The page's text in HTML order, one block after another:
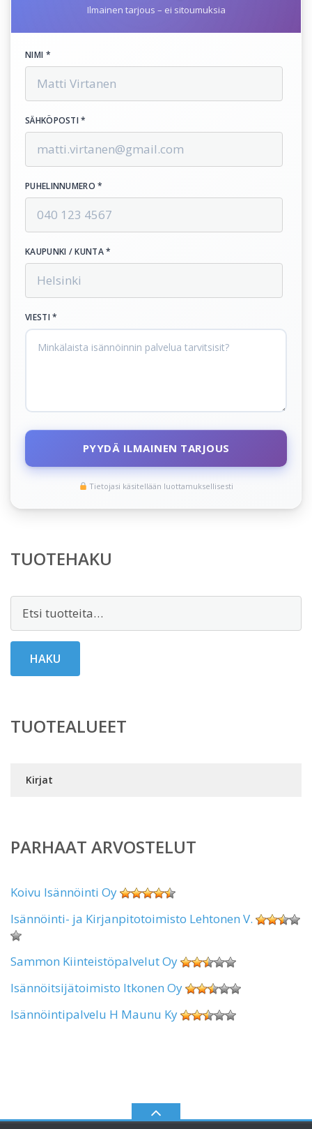
Ilmainen tarjous – ei sitoumuksia
NIMI *
SÄHKÖPOSTI *
PUHELINNUMERO *
KAUPUNKI / KUNTA *
VIESTI *
PYYDÄ ILMAINEN TARJOUS
Tietojasi käsitellään luottamuksellisesti
TUOTEHAKU
Etsi:
HAKU
TUOTEALUEET
Kirjat
PARHAAT ARVOSTELUT
Koivu Isännöinti Oy
Isännöinti- ja Kirjanpitotoimisto Lehtonen V.
Sammon Kiinteistöpalvelut Oy
Isännöitsijätoimisto Itkonen Oy
Isännöintipalvelu H Maunu Ky